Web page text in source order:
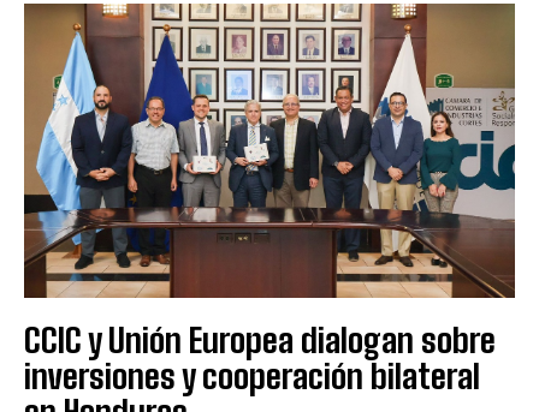
CCIC y Unión Europea dialogan sobre
inversiones y cooperación bilateral